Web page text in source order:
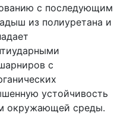
с последующим
из полиуретана и
с
устойчивость
окружающей среды.